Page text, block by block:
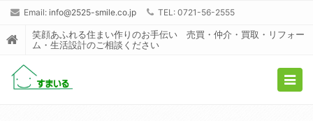
Email: info@2525-smile.co.jp TEL: 0721-56-2555
笑顔あふれる住まい作りのお手伝い 売買・仲介・買取・リフォー
ム・生活設計のご相談ください